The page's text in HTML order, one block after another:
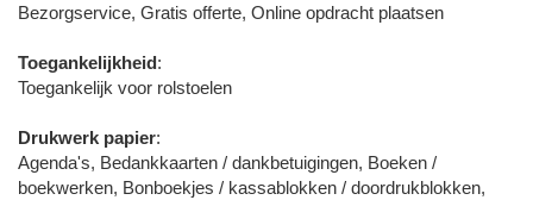
Bezorgservice, Gratis offerte, Online opdracht plaatsen
Toegankelijkheid:
Toegankelijk voor rolstoelen
Drukwerk papier:
Agenda's, Bedankkaarten / dankbetuigingen, Boeken /
boekwerken, Bonboekjes / kassablokken / doordrukblokken,